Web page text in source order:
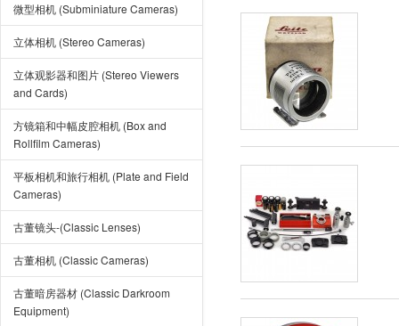
微型相机 (Subminiature Cameras)
立体相机 (Stereo Cameras)
立体观影器和图片 (Stereo Viewers
and Cards)
方镜箱和中幅皮腔相机 (Box and
Rollfilm Cameras)
平板相机和旅行相机 (Plate and Field
Cameras)
古董镜头-(Classic Lenses)
古董相机 (Classic Cameras)
古董暗房器材 (Classic Darkroom
Equipment)